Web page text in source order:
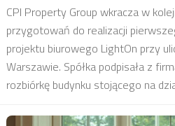
CPI Property Group wkracza w
przygotowań do realizacji
projektu biurowego LightOn przy
Warszawie. Spółka podpisała z
rozbiórkę budynku stojącego na